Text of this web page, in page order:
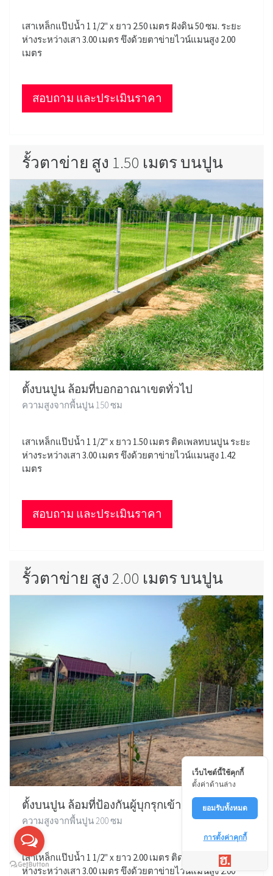
เสาเหล็กแป๊ปน้ำ 1 1/2" x ยาว 2.50 เมตร ฝังดิน 50 ซม. ระยะ
ห่างระหว่างเสา 3.00 เมตร ขึงด้วยตาข่ายไวน์แมนสูง 2.00
เมตร
สอบถาม และประเมินราคา
รั้วตาข่าย สูง 1.50 เมตร บนปูน
ตั้งบนปูน ล้อมที่บอกอาณาเขตทั่วไป
ความสูงจากพื้นปูน 150 ซม
เสาเหล็กแป๊ปน้ำ 1 1/2" x ยาว 1.50 เมตร ติดเพลทบนปูน ระยะ
ห่างระหว่างเสา 3.00 เมตร ขึงด้วยตาข่ายไวน์แมนสูง 1.42
เมตร
สอบถาม และประเมินราคา
รั้วตาข่าย สูง 2.00 เมตร บนปูน
ตั้งบนปูน ล้อมที่ป้องกันผู้บุกรุกเข้ามา
ความสูงจากพื้นปูน 200 ซม
เสาเหล็กแป๊ปน้ำ 1 1/2" x ยาว 2.00 เมตร ติดเพลทบนปูน ระยะ
ห่างระหว่างเสา 3.00 เมตร ขึงด้วยตาข่ายไวน์แมนสูง 2.00
เว็บไซต์นี้ใช้คุกกี้
ตั้งค่าด้านล่าง
ยอมรับทั้งหมด
การตั้งค่าคุกกี้